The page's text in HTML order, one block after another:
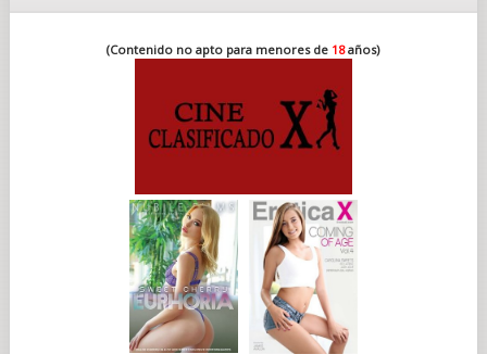
(Contenido no apto para menores de 18años)